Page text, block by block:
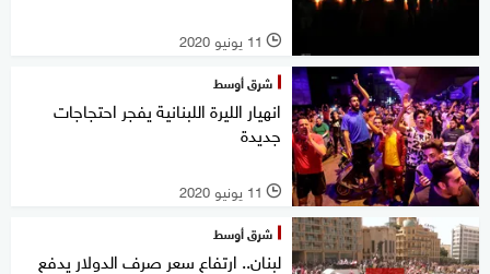
l 11 يونيو 2020
شرق أوسط
انهيار الليرة اللبنانية يفجر احتجاجات
جديدة
l 11 يونيو 2020
شرق أوسط
لبنان.. ارتفاع سعر صرف الدولار يدفع